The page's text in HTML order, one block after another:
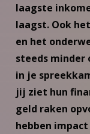
laagste
laagst. Ook
en het
steeds minder
in je
jij ziet hun
geld raken
hebben